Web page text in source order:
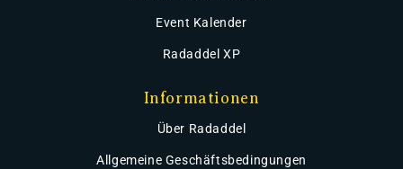
Event Kalender
Radaddel XP
Informationen
Über Radaddel
Allgemeine Geschäftsbedingungen